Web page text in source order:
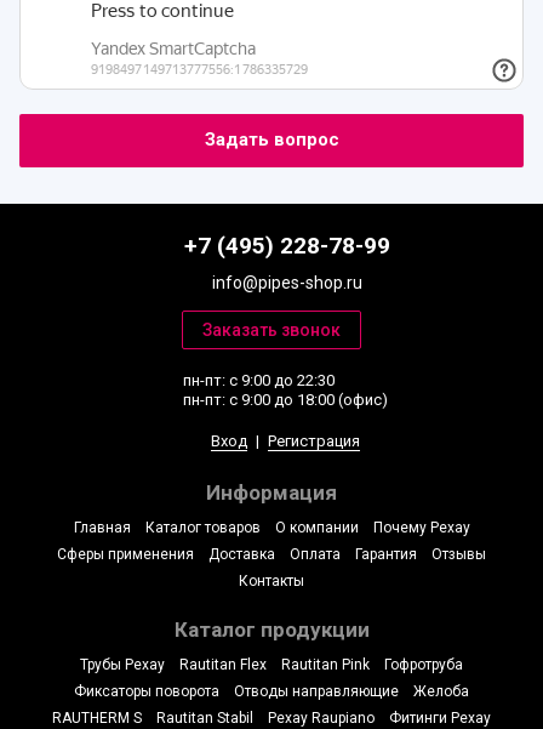
+7 (495) 228-78-99
info@pipes-shop.ru
пн-пт: с 9:00 до 22:30
пн-пт: с 9:00 до 18:00 (офис)
Вход | Регистрация
Информация
Главная Каталог товаров О компании
Почему Рехау
Сферы применения
Доставка Оплата Гарантия
Отзывы
Контакты
Каталог продукции
Трубы Рехау Rautitan Flex Rautitan Pink
Гофротруба
Фиксаторы поворота
Отводы направляющие
Желоба
RAUTHERM S
Rautitan Stabil Рехау Raupiano Фитинги Рехау